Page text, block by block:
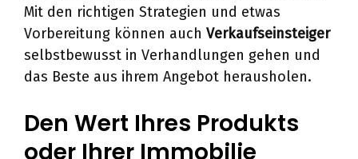
Mit den richtigen Strategien und etwas
Vorbereitung können auch Verkaufseinsteiger
selbstbewusst in Verhandlungen gehen und
das Beste aus ihrem Angebot herausholen.
Den Wert Ihres Produkts
oder Ihrer Immobilie